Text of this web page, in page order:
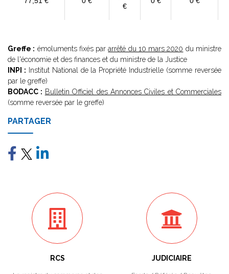
€
Greffe : émoluments fixés pararrêté du 10 mars 2020 du ministre
de l'économie et des finances et du ministre de la Justice
INPI : Institut National de la Propriété Industrielle (somme reversée
par le greffe)
BODACC : Bulletin Officiel des Annonces Civiles et Commerciales
(somme reversée par le greffe)
PARTAGER
RCS JUDICIAIRE